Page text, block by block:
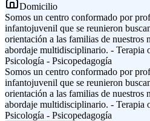
Domicilio
Somos un centro conformado por
infantojuvenil que se reunieron
orientación a las familias de nuestros
abordaje multidisciplinario. - Terapia
Psicología - Psicopedagogía
Somos un centro conformado por
infantojuvenil que se reunieron
orientación a las familias de nuestros
abordaje multidisciplinario. - Terapia
Psicología - Psicopedagogía